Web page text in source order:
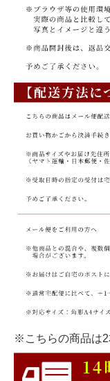
※こちらの商品は2